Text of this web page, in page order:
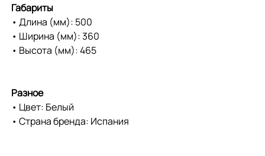
Габариты
• Длина (мм): 500
• Ширина (мм): 360
• Высота (мм): 465
Разное
• Цвет: Белый
• Страна бренда: Испания